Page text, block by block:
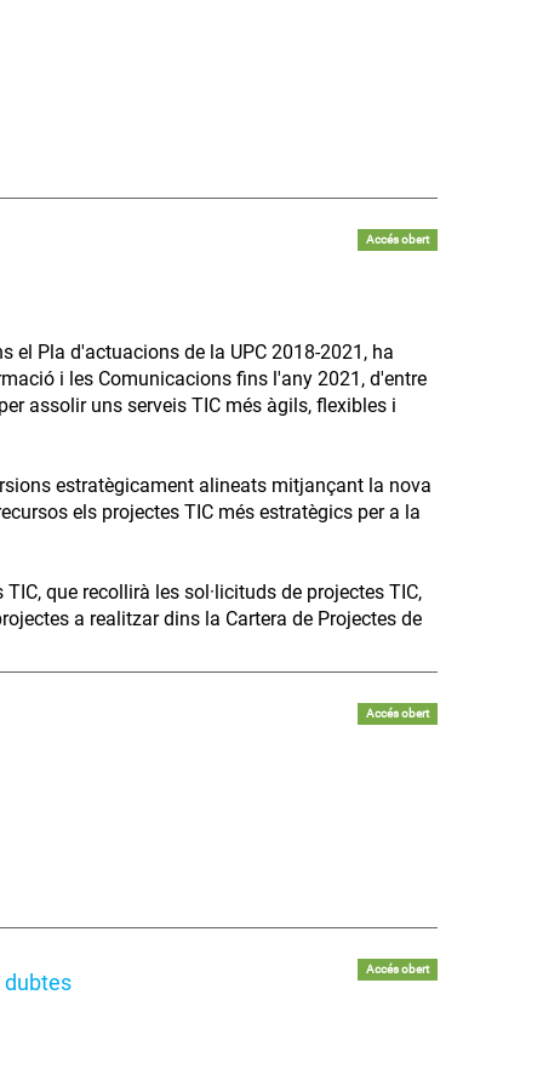
Accés obert
el Pla d'actuacions de la UPC 2018-2021, ha
i les Comunicacions fins l'any 2021, d'entre
assolir uns serveis TIC més àgils, flexibles i
estratègicament alineats mitjançant la nova
els projectes TIC més estratègics per a la
que recollirà les sol·licituds de projectes TIC,
a realitzar dins la Cartera de Projectes de
Accés obert
dubtes
Accés obert